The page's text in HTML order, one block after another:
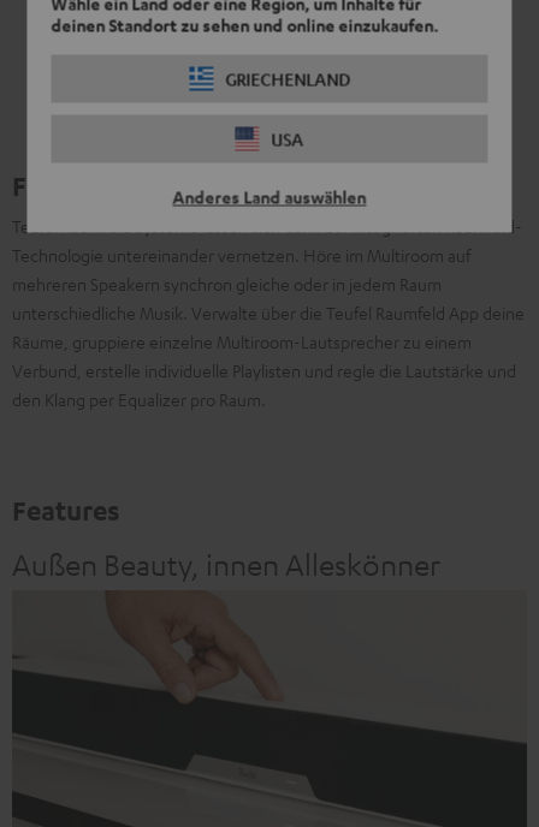
deinen Standort zu sehen und online einzukaufen.
GRIECHENLAND
USA
Anderes Land auswählen
Familienbande
Teufel Raumfeld Systeme lassen sich dank der integrierten Raumfeld-
Technologie untereinander vernetzen. Höre im Multiroom auf
mehreren Speakern synchron gleiche oder in jedem Raum
unterschiedliche Musik. Verwalte über die Teufel Raumfeld App deine
Räume, gruppiere einzelne Multiroom-Lautsprecher zu einem
Verbund, erstelle individuelle Playlisten und regle die Lautstärke und
den Klang per Equalizer pro Raum.
Features
Außen Beauty, innen Alleskönner